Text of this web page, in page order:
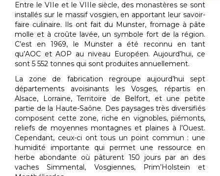
Entre le VIIe et le VIIIe siècle, des monastères se sont
installés sur le massif vosgien, en apportant leur savoir-
faire culinaire. Ils ont fait du Munster, fromage à pâte
molle et à croûte lavée, un symbole fort de la région.
C’est en 1969, le Munster a été reconnu en tant
qu’AOC et AOP au niveau Européen. Aujourd’hui, ce
sont 5 552 tonnes qui sont produites annuellement.
La zone de fabrication regroupe aujourd’hui sept
départements avoisinants les Vosges, répartis en
Alsace, Lorraine, Territoire de Belfort, et une petite
partie de la Haute-Saône. Des paysages très diversifiés
composent cette zone, riche en vignobles, piémonts,
reliefs de moyennes montagnes et plaines à l’Ouest.
Cependant, ceux-ci ont tous un point commun : une
humidité importante qui permet une ressource en
herbe abondante où pâturent 150 jours par an des
vaches Simmental, Vosgiennes, Prim’Holstein et